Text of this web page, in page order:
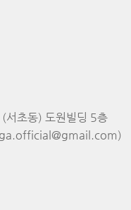
서초동) 도원빌딩 5층